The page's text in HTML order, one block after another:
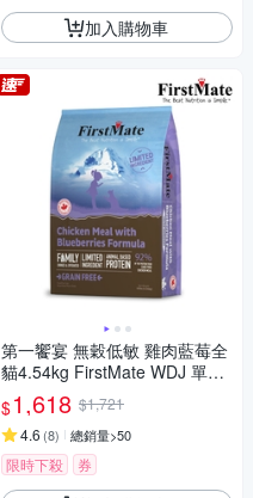
加入購物車
第一饗宴 無穀低敏 雞肉藍莓全
貓4.54kg FirstMate WDJ 單一
蛋白 低GI 貓飼料
$1,618 $1,721
4.6 (8) 總銷量>50
限時下殺 券